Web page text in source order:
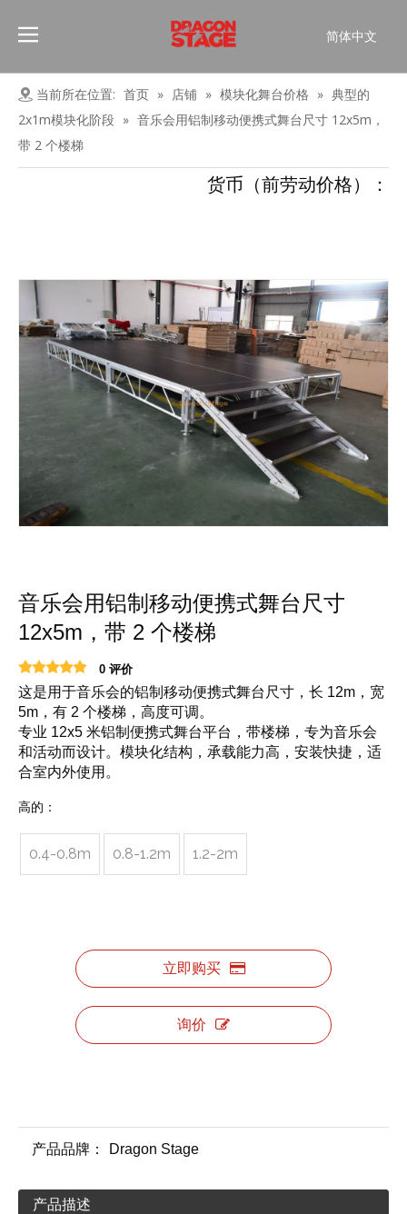
简体中文
Pусский
Español
العربية
English
当前所在位置: 首页 » 店铺 » 模块化舞台价格 » 典型的
2x1m模块化阶段 » 音乐会用铝制移动便携式舞台尺寸 12x5m，
带 2 个楼梯
货币（前劳动价格）：
音乐会用铝制移动便携式舞台尺寸
12x5m，带 2 个楼梯
0 评价
这是用于音乐会的铝制移动便携式舞台尺寸，长 12m，宽
5m，有 2 个楼梯，高度可调。
专业 12x5 米铝制便携式舞台平台，带楼梯，专为音乐会
和活动而设计。模块化结构，承载能力高，安装快捷，适
合室内外使用。
高的：
0.4-0.8m 0.8-1.2m 1.2-2m
立即购买
询价
产品品牌： Dragon Stage
产品描述